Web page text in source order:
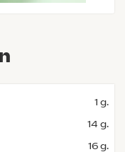
1 g.
14 g.
16 g.